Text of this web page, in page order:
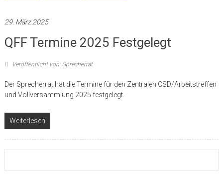
29. März 2025
QFF Termine 2025 Festgelegt
Veröffentlicht von: Sprecherrat
Der Sprecherrat hat die Termine für den Zentralen CSD/Arbeitstreffen
und Vollversammlung 2025 festgelegt.
Weiterlesen